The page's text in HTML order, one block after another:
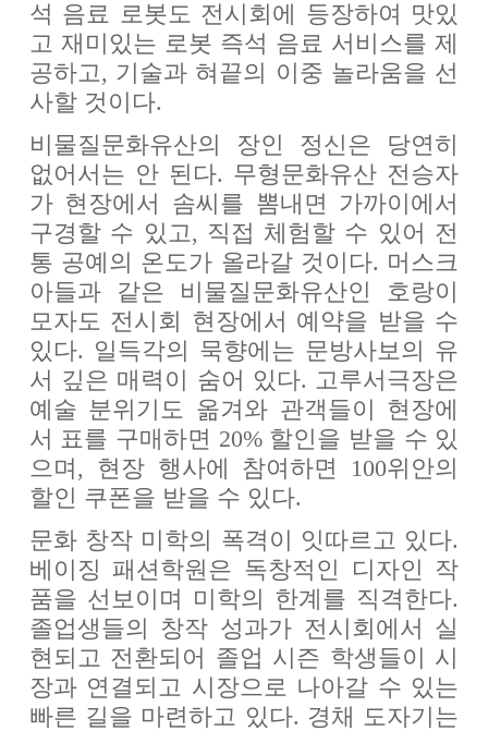
석 음료 로봇도 전시회에 등장하여 맛있
고 재미있는 로봇 즉석 음료 서비스를 제
공하고, 기술과 혀끝의 이중 놀라움을 선
사할 것이다.
비물질문화유산의 장인 정신은 당연히
없어서는 안 된다. 무형문화유산 전승자
가 현장에서 솜씨를 뽐내면 가까이에서
구경할 수 있고, 직접 체험할 수 있어 전
통 공예의 온도가 올라갈 것이다. 머스크
아들과 같은 비물질문화유산인 호랑이
모자도 전시회 현장에서 예약을 받을 수
있다. 일득각의 묵향에는 문방사보의 유
서 깊은 매력이 숨어 있다. 고루서극장은
예술 분위기도 옮겨와 관객들이 현장에
서 표를 구매하면 20% 할인을 받을 수 있
으며, 현장 행사에 참여하면 100위안의
할인 쿠폰을 받을 수 있다.
문화 창작 미학의 폭격이 잇따르고 있다.
베이징 패션학원은 독창적인 디자인 작
품을 선보이며 미학의 한계를 직격한다.
졸업생들의 창작 성과가 전시회에서 실
현되고 전환되어 졸업 시즌 학생들이 시
장과 연결되고 시장으로 나아갈 수 있는
빠른 길을 마련하고 있다. 경채 도자기는